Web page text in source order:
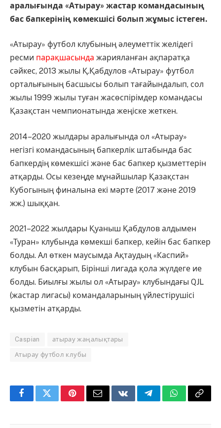
аралығында «Атырау» жастар командасының
бас бапкерінің көмекшісі болып жұмыс істеген.
«Атырау» футбол клубының әлеуметтік желідегі
ресми парақшасында жарияланған ақпаратқа
сәйкес, 2013 жылы Қ.Қабдулов «Атырау» футбол
орталығының басшысы болып тағайындалып, сол
жылы 1999 жылы туған жасөспірімдер командасы
Қазақстан чемпионатында жеңіске жеткен.
2014–2020 жылдары аралығында ол «Атырау»
негізгі командасының бапкерлік штабында бас
бапкердің көмекшісі және бас бапкер қызметтерін
атқарды. Осы кезеңде мұнайшылар Қазақстан
Кубогының финалына екі мәрте (2017 және 2019
жж.) шыққан.
2021–2022 жылдары Қуаныш Қабдулов алдымен
«Туран» клубында көмекші бапкер, кейін бас бапкер
болды. Ал өткен маусымда Ақтаудың «Каспий»
клубын басқарып, Бірінші лигада қола жүлдеге ие
болды. Биылғы жылы ол «Атырау» клубындағы QJL
(жастар лигасы) командаларының үйлестірушісі
қызметін атқарды.
Caspian атырау жаңалықтары
Атырау футбол клубы
FacebookTwitterPinterestEmail VKontakteTelegramWhatsApp
Copy